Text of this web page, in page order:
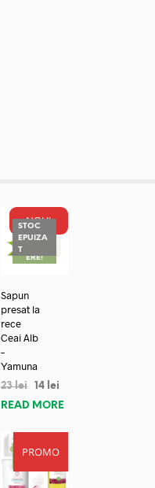
NOU!
STOC
EPUIZA
TREDUC
ERE!
Sapun
presat la
rece
Ceai Alb
–
Yamuna
23lei 14 lei
READ MORE
PROMO
REDUC